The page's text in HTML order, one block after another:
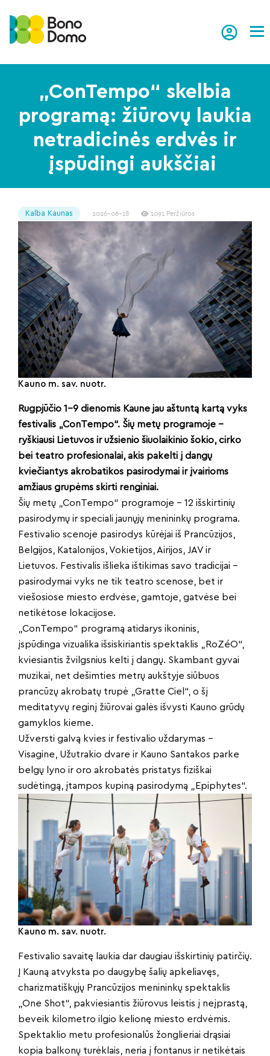
„ConTempo“ skelbia
programą: žiūrovų laukia
netradicinės erdvės ir
įspūdingi aukščiai
Kalba Kaunas 2026-06-18 1091 Peržiūros
Kauno m. sav. nuotr.
Rugpjūčio 1–9 dienomis Kaune jau aštuntą kartą vyks
festivalis „ConTempo“. Šių metų programoje –
ryškiausi Lietuvos ir užsienio šiuolaikinio šokio, cirko
bei teatro profesionalai, akis pakelti į dangų
kviečiantys akrobatikos pasirodymai ir įvairioms
amžiaus grupėms skirti renginiai.
Šių metų „ConTempo“ programoje – 12 išskirtinių
pasirodymų ir speciali jaunųjų menininkų programa.
Festivalio scenoje pasirodys kūrėjai iš Prancūzijos,
Belgijos, Katalonijos, Vokietijos, Airijos, JAV ir
Lietuvos. Festivalis išlieka ištikimas savo tradicijai –
pasirodymai vyks ne tik teatro scenose, bet ir
viešosiose miesto erdvėse, gamtoje, gatvėse bei
netikėtose lokacijose.
„ConTempo“ programą atidarys ikoninis,
įspūdinga vizualika išsiskiriantis spektaklis „RoZéO“,
kviesiantis žvilgsnius kelti į dangų. Skambant gyvai
muzikai, net dešimties metrų aukštyje siūbuos
prancūzų akrobatų trupė „Gratte Ciel“, o šį
meditatyvų reginį žiūrovai galės išvysti Kauno grūdų
gamyklos kieme.
Užversti galvą kvies ir festivalio uždarymas –
Visagine, Užutrakio dvare ir Kauno Santakos parke
belgų lyno ir oro akrobatės pristatys fiziškai
sudėtingą, įtampos kupiną pasirodymą „Epiphytes“.
Kauno m. sav. nuotr.
Festivalio savaitę laukia dar daugiau išskirtinių patirčių.
Į Kauną atvyksta po daugybę šalių apkeliavęs,
charizmatiškųjų Prancūzijos menininkų spektaklis
„One Shot“, pakviesiantis žiūrovus leistis į neįprastą,
beveik kilometro ilgio kelionę miesto erdvėmis.
Spektaklio metu profesionalūs žonglieriai drąsiai
kopia balkonų turėklais, neria į fontanus ir netikėtais